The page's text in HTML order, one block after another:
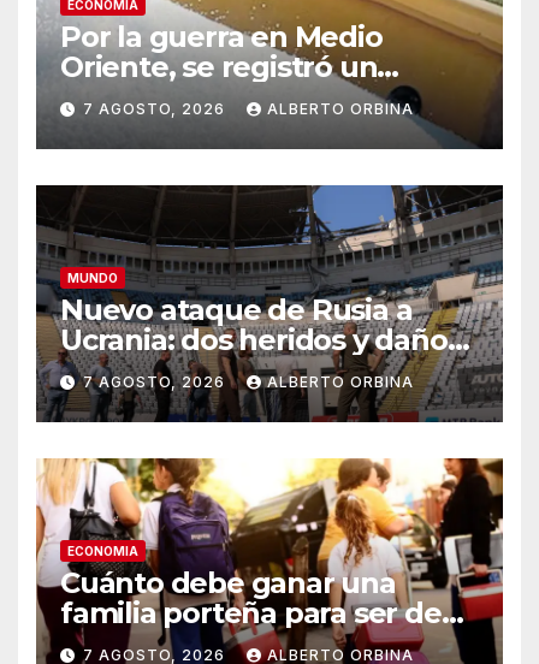
ECONOMIA
Por la guerra en Medio
Oriente, se registró un
sobrecosto de US$ 180
millones en la importación
de fertilizantes en el primer
semestre
7 AGOSTO, 2026 ALBERTO ORBINA
MUNDO
Nuevo ataque de Rusia a
Ucrania: dos heridos y daños
e incendio en un estadio de
fútbol
7 AGOSTO, 2026 ALBERTO ORBINA
ECONOMIA
Cuánto debe ganar una
familia porteña para ser de
clase media, sin contar el
7 AGOSTO, 2026 ALBERTO ORBINA